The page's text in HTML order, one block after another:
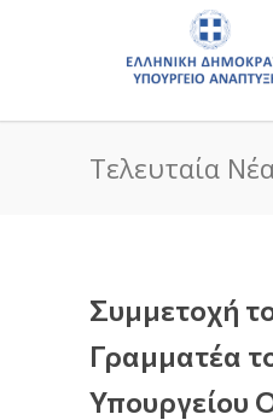
Τελευταία
Συμμετοχή
Γραμματέα
Υπουργείου